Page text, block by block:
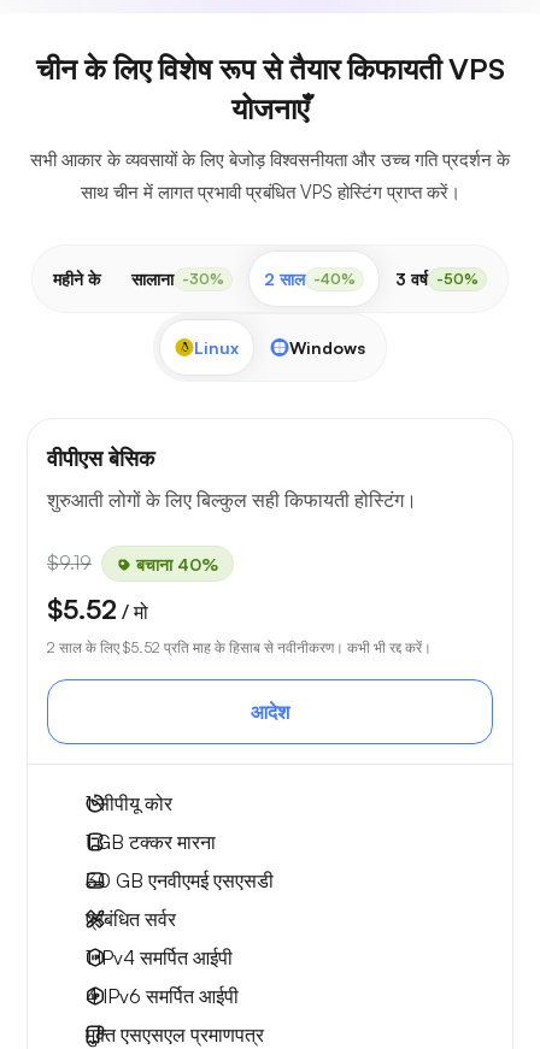
चीन के लिए विशेष रूप से तैयार किफायती VPS
योजनाएँ
सभी आकार के व्यवसायों के लिए बेजोड़ विश्वसनीयता और उच्च गति प्रदर्शन के
साथ चीन में लागत प्रभावी प्रबंधित VPS होस्टिंग प्राप्त करें।
महीने के सालाना -30% 2 साल -40% 3 वर्ष -50%
Linux Windows
वीपीएस बेसिक
शुरुआती लोगों के लिए बिल्कुल सही किफायती होस्टिंग।
$9.19 बचाना 40%
$5.52 / मो
2 साल के लिए $5.52 प्रति माह के हिसाब से नवीनीकरण। कभी भी रद्द करें।
आदेश
1सीपीयू कोर
1 GB टक्कर मारना
30 GB एनवीएमई एसएसडी
प्रबंधित सर्वर
1 IPv4समर्पित आईपी
4 IPv6समर्पित आईपी
मुक्तएसएसएल प्रमाणपत्र